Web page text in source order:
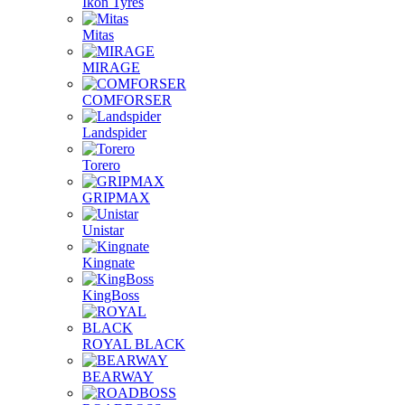
Mitas
MIRAGE
COMFORSER
Landspider
Torero
GRIPMAX
Unistar
Kingnate
KingBoss
ROYAL BLACK
BEARWAY